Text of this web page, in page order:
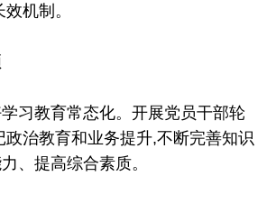
机制。
习 教育常态化。开展党员干部轮
治教育和业务提升,不断完善知识
、提高综合素质。